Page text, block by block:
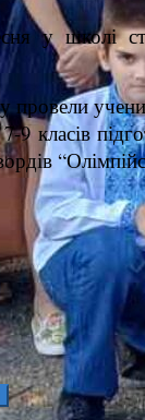
у школі
провели
9 класів